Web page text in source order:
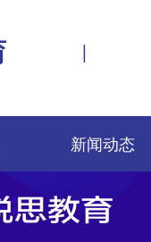
|
新闻动态